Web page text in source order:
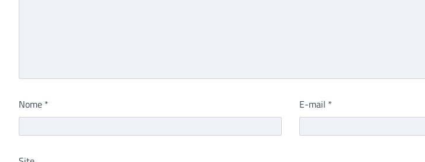
Nome * E-mail *